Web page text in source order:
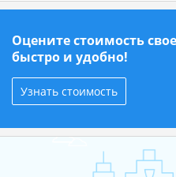
Оцените стоимость
быстро и удобно!
Узнать стоимость